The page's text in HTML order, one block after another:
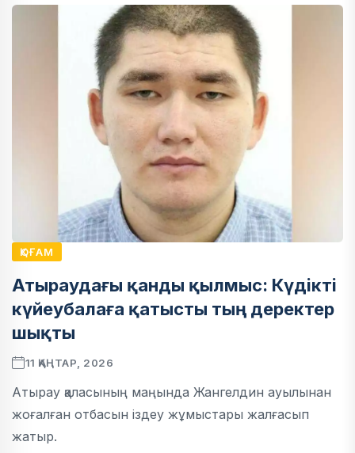
ҚОҒАМ
Атыраудағы қанды қылмыс: Күдікті
күйеубалаға қатысты тың деректер
шықты
11 ҚАҢТАР, 2026
Атырау қаласының маңында Жангелдин ауылынан
жоғалған отбасын іздеу жұмыстары жалғасып
жатыр.